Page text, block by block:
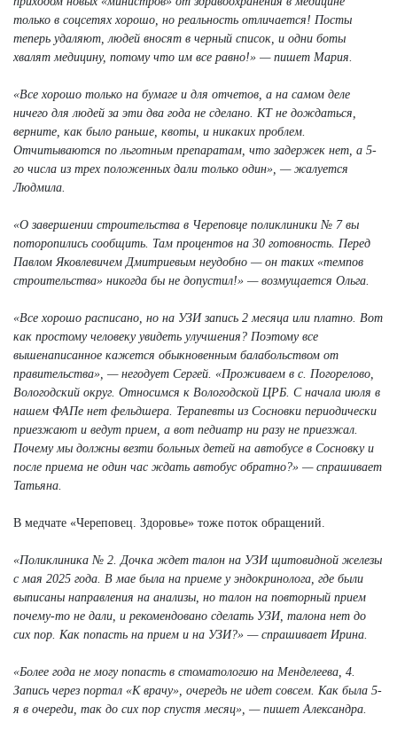
только в соцсетях хорошо, но реальность отличается! Посты
теперь удаляют, людей вносят в черный список, и одни боты
хвалят медицину, потому что им все равно!» — пишет Мария.
«Все хорошо только на бумаге и для отчетов, а на самом деле
ничего для людей за эти два года не сделано. КТ не дождаться,
верните, как было раньше, квоты, и никаких проблем.
Отчитываются по льготным препаратам, что задержек нет, а 5-
го числа из трех положенных дали только один», — жалуется
Людмила.
«О завершении строительства в Череповце поликлиники № 7 вы
поторопились сообщить. Там процентов на 30 готовность. Перед
Павлом Яковлевичем Дмитриевым неудобно — он таких «темпов
строительства» никогда бы не допустил!» — возмущается Ольга.
«Все хорошо расписано, но на УЗИ запись 2 месяца или платно. Вот
как простому человеку увидеть улучшения? Поэтому все
вышенаписанное кажется обыкновенным балабольством от
правительства», — негодует Сергей. «Проживаем в с. Погорелово,
Вологодский округ. Относимся к Вологодской ЦРБ. С начала июля в
нашем ФАПе нет фельдшера. Терапевты из Сосновки периодически
приезжают и ведут прием, а вот педиатр ни разу не приезжал.
Почему мы должны везти больных детей на автобусе в Сосновку и
после приема не один час ждать автобус обратно?» — спрашивает
Татьяна.
В медчате «Череповец. Здоровье» тоже поток обращений.
«Поликлиника № 2. Дочка ждет талон на УЗИ щитовидной железы
с мая 2025 года. В мае была на приеме у эндокринолога, где были
выписаны направления на анализы, но талон на повторный прием
почему-то не дали, и рекомендовано сделать УЗИ, талона нет до
сих пор. Как попасть на прием и на УЗИ?» — спрашивает Ирина.
«Более года не могу попасть в стоматологию на Менделеева, 4.
Запись через портал «К врачу», очередь не идет совсем. Как была 5-
я в очереди, так до сих пор спустя месяц», — пишет Александра.